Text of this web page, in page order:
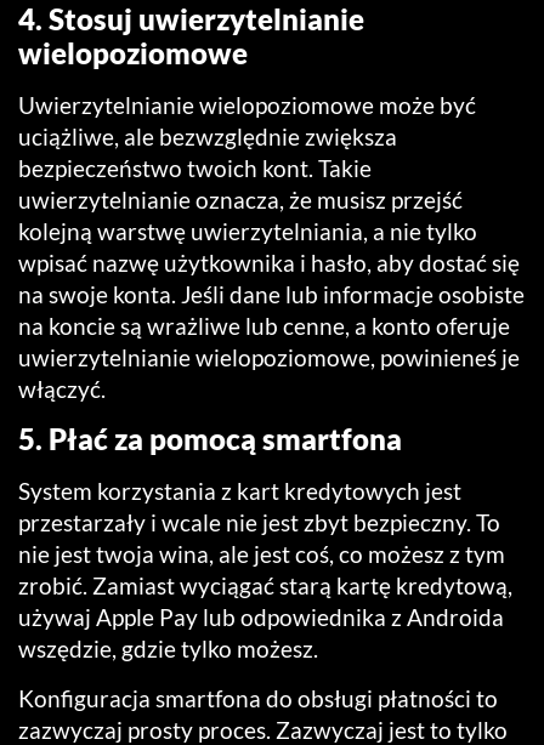
4. Stosuj uwierzytelnianie
wielopoziomowe
Uwierzytelnianie wielopoziomowe może być
uciążliwe, ale bezwzględnie zwiększa
bezpieczeństwo twoich kont. Takie
uwierzytelnianie oznacza, że musisz przejść
kolejną warstwę uwierzytelniania, a nie tylko
wpisać nazwę użytkownika i hasło, aby dostać się
na swoje konta. Jeśli dane lub informacje osobiste
na koncie są wrażliwe lub cenne, a konto oferuje
uwierzytelnianie wielopoziomowe, powinieneś je
włączyć.
5. Płać za pomocą smartfona
System korzystania z kart kredytowych jest
przestarzały i wcale nie jest zbyt bezpieczny. To
nie jest twoja wina, ale jest coś, co możesz z tym
zrobić. Zamiast wyciągać starą kartę kredytową,
używaj Apple Pay lub odpowiednika z Androida
wszędzie, gdzie tylko możesz.
Konfiguracja smartfona do obsługi płatności to
zazwyczaj prosty proces. Zazwyczaj jest to tylko